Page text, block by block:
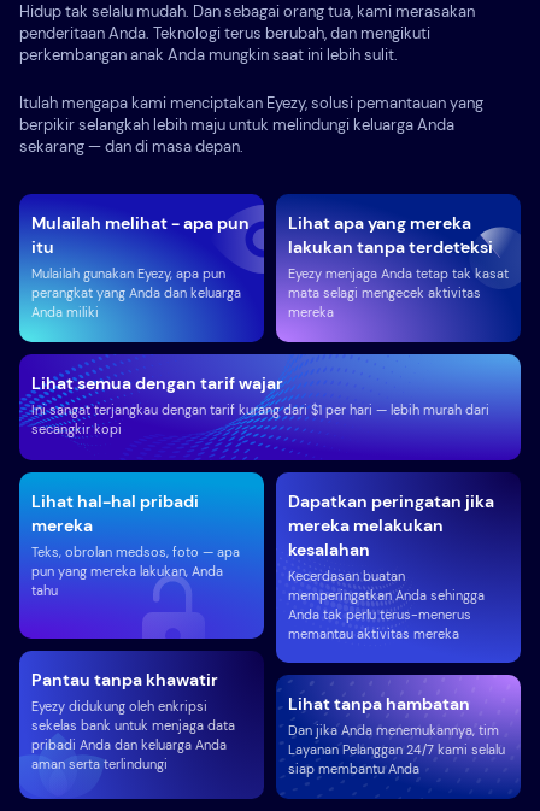
Hidup tak selalu mudah. Dan sebagai orang tua, kami merasakan
penderitaan Anda. Teknologi terus berubah, dan mengikuti
perkembangan anak Anda mungkin saat ini lebih sulit.
Itulah mengapa kami menciptakan Eyezy, solusi pemantauan yang
berpikir selangkah lebih maju untuk melindungi keluarga Anda
sekarang — dan di masa depan.
Mulailah melihat - apa pun
itu
Mulailah gunakan Eyezy, apa pun
perangkat yang Anda dan keluarga
Anda miliki
Lihat apa yang mereka
lakukan tanpa terdeteksi
Eyezy menjaga Anda tetap tak kasat
mata selagi mengecek aktivitas
mereka
Pantau tanpa khawatir
Eyezy didukung oleh enkripsi
sekelas bank untuk menjaga data
pribadi Anda dan keluarga Anda
aman serta terlindungi
Lihat hal-hal pribadi
mereka
Teks, obrolan medsos, foto — apa
pun yang mereka lakukan, Anda
tahu
Lihat semua dengan tarif wajar
Ini sangat terjangkau dengan tarif kurang dari $1 per hari — lebih murah dari
secangkir kopi
Dapatkan peringatan jika
mereka melakukan
kesalahan
Kecerdasan buatan
memperingatkan Anda sehingga
Anda tak perlu terus-menerus
memantau aktivitas mereka
Lihat tanpa hambatan
Dan jika Anda menemukannya, tim
Layanan Pelanggan 24/7 kami selalu
siap membantu Anda